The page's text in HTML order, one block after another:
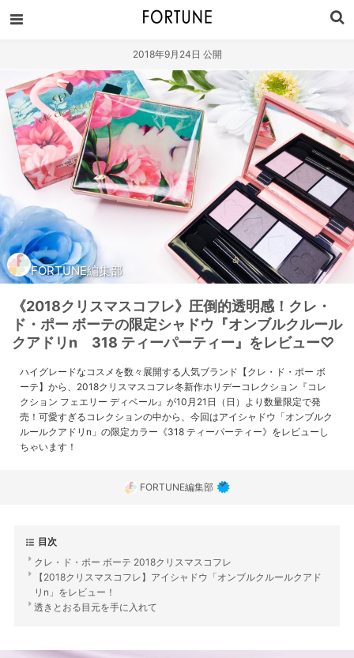
2018年9月24日 公開
FORTUNE編集部
《2018クリスマスコフレ》圧倒的透明感！クレ・
ド・ポー ボーテの限定シャドウ『オンブルクルール
クアドリn 318 ティーパーティー』をレビュー♡
ハイグレードなコスメを数々展開する人気ブランド【クレ・ド・ポー ボ
ーテ】から、2018クリスマスコフレ冬新作ホリデーコレクション『コレ
クション フェエリー ディベール』が10月21日（日）より数量限定で発
売！可愛すぎるコレクションの中から、今回はアイシャドウ「オンブルク
ルールクアドリn」の限定カラー《318 ティーパーティー》をレビューし
ちゃいます！
FORTUNE編集部
目次
クレ・ド・ポー ボーテ 2018クリスマスコフレ
【2018クリスマスコフレ】アイシャドウ「オンブルクルールクアド
リn」をレビュー！
透きとおる目元を手に入れて